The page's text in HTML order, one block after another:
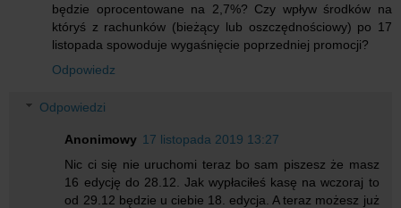
będzie oprocentowane na 2,7%? Czy wpływ środków na
któryś z rachunków (bieżący lub oszczędnościowy) po 17
listopada spowoduje wygaśnięcie poprzedniej promocji?
Odpowiedz
Odpowiedzi
Anonimowy 17 listopada 2019 13:27
Nic ci się nie uruchomi teraz bo sam piszesz że masz
16 edycję do 28.12. Jak wypłaciłeś kasę na wczoraj to
od 29.12 będzie u ciebie 18. edycja. A teraz możesz już